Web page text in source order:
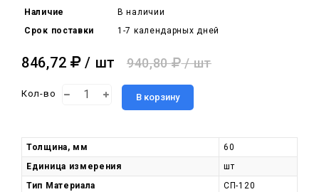
Наличие
В наличии
Срок поставки
1-7 календарных дней
846,72 / шт 940,80 / шт
Кол-во В корзину
Толщина, мм
60
Единица измерения
шт
Тип Материала
СП-120